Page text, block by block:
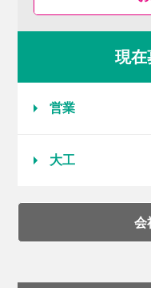
現在
営業
大工
会